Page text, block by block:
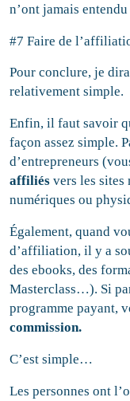
n’ont jamais
#7 Faire de
Pour conclure, je
relativement simple.
Enfin, il faut savoir
façon assez simple.
d’entrepreneurs
affiliésvers les sites
numériques ou
Également, quand
d’affiliation, il y a
des ebooks, des
Masterclass…). Si
programme payant,
commission.
C’est simple…
Les personnes ont